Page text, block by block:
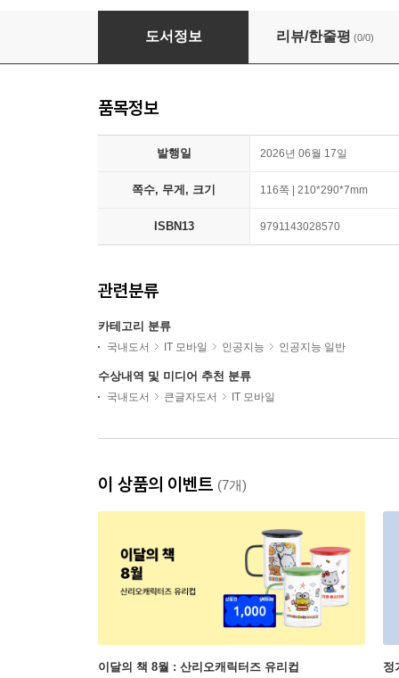
AI와 책의 미래 (큰글자책)
도서정보 리뷰/한줄평 (0/0)
품목정보
발행일 2026년 06월 17일
쪽수, 무게, 크기 116쪽 | 210*290*7mm
ISBN13 9791143028570
관련분류
카테고리 분류
국내도서 IT 모바일 인공지능 인공지능 일반
수상내역 및 미디어 추천 분류
국내도서 큰글자도서 IT 모바일
이 상품의 이벤트 (7개)
이달의 책 8월 : 산리오캐릭터즈 유리컵 정